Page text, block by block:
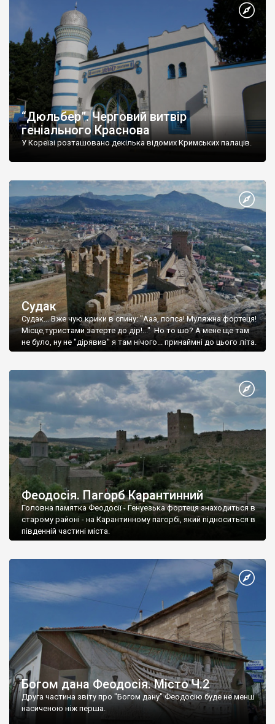
“Дюльбер”. Черговий витвір
геніального Краснова
У Кореїзі розташовано декілька відомих Кримських палаців.
Судак
Судак... Вже чую крики в спину: "Ааа, попса! Муляжна фортеця!
Місце,туристами затерте до дір!..." Но то шо? А мене ще там
не було, ну не "дірявив" я там нічого... принаймні до цього літа.
Феодосія. Пагорб Карантинний
Головна памятка Феодосії - Генуезька фортеця знаходиться в
старому районі - на Карантинному пагорбі, який підноситься в
південній частині міста.
Богом дана Феодосія. Місто Ч.2
Друга частина звіту про "Богом дану" Феодосію буде не менш
насиченою ніж перша.